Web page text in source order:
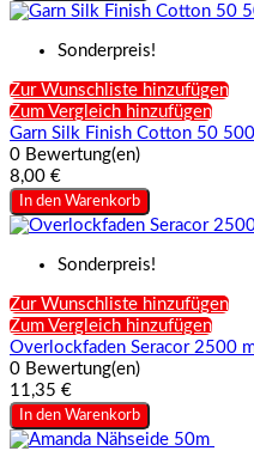
Sonderpreis!
Zur Wunschliste hinzufügen
Zum Vergleich hinzufügen
Garn Silk Finish Cotton 50
0 Bewertung(en)
8,00 €
In den Warenkorb
Sonderpreis!
Zur Wunschliste hinzufügen
Zum Vergleich hinzufügen
Overlockfaden Seracor 2500
0 Bewertung(en)
11,35 €
In den Warenkorb